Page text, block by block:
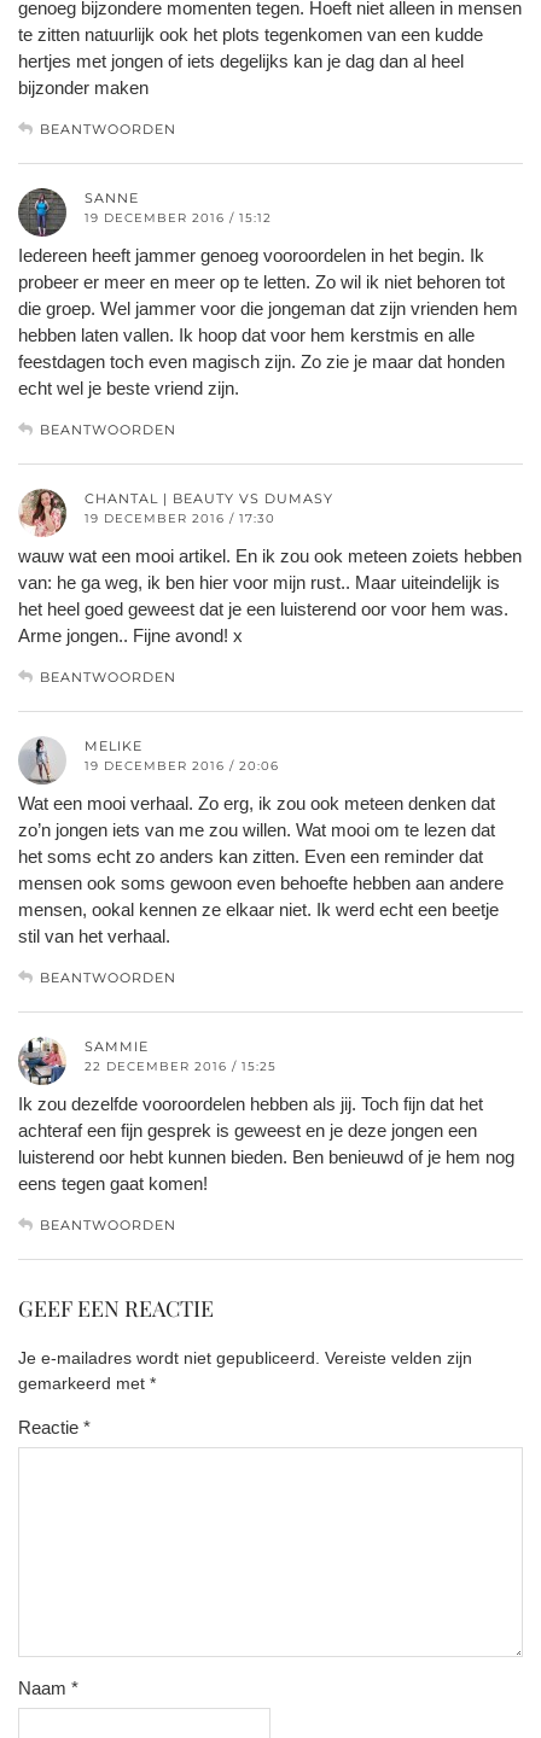
genoeg bijzondere momenten tegen. Hoeft niet alleen in mensen
te zitten natuurlijk ook het plots tegenkomen van een kudde
hertjes met jongen of iets degelijks kan je dag dan al heel
bijzonder maken
BEANTWOORDEN
SANNE
19 DECEMBER 2016 / 15:12
Iedereen heeft jammer genoeg vooroordelen in het begin. Ik
probeer er meer en meer op te letten. Zo wil ik niet behoren tot
die groep. Wel jammer voor die jongeman dat zijn vrienden hem
hebben laten vallen. Ik hoop dat voor hem kerstmis en alle
feestdagen toch even magisch zijn. Zo zie je maar dat honden
echt wel je beste vriend zijn.
BEANTWOORDEN
CHANTAL | BEAUTY VS DUMASY
19 DECEMBER 2016 / 17:30
wauw wat een mooi artikel. En ik zou ook meteen zoiets hebben
van: he ga weg, ik ben hier voor mijn rust.. Maar uiteindelijk is
het heel goed geweest dat je een luisterend oor voor hem was.
Arme jongen.. Fijne avond! x
BEANTWOORDEN
MELIKE
19 DECEMBER 2016 / 20:06
Wat een mooi verhaal. Zo erg, ik zou ook meteen denken dat
zo’n jongen iets van me zou willen. Wat mooi om te lezen dat
het soms echt zo anders kan zitten. Even een reminder dat
mensen ook soms gewoon even behoefte hebben aan andere
mensen, ookal kennen ze elkaar niet. Ik werd echt een beetje
stil van het verhaal.
BEANTWOORDEN
SAMMIE
22 DECEMBER 2016 / 15:25
Ik zou dezelfde vooroordelen hebben als jij. Toch fijn dat het
achteraf een fijn gesprek is geweest en je deze jongen een
luisterend oor hebt kunnen bieden. Ben benieuwd of je hem nog
eens tegen gaat komen!
BEANTWOORDEN
GEEF EEN REACTIE
Je e-mailadres wordt niet gepubliceerd. Vereiste velden zijn
gemarkeerd met *
Reactie *
Naam *